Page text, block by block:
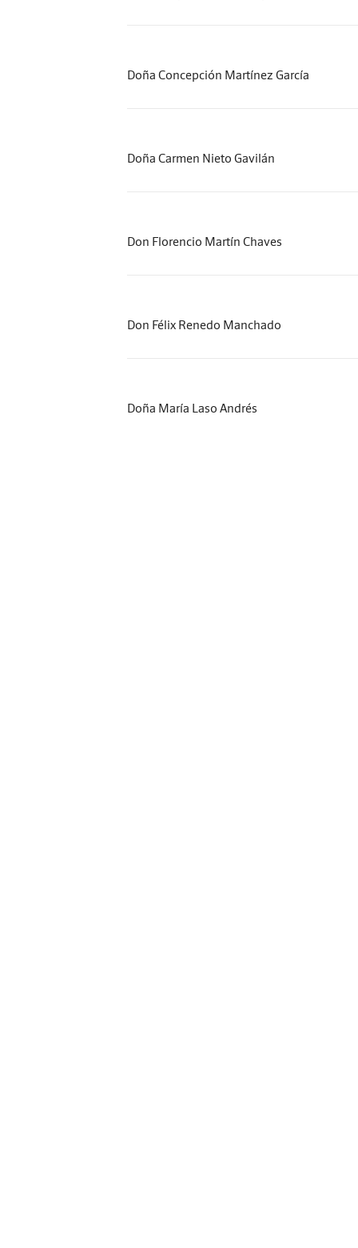
Doña Concepción Martínez García
Doña Carmen Nieto Gavilán
Don Florencio Martín Chaves
Don Félix Renedo Manchado
Doña María Laso Andrés